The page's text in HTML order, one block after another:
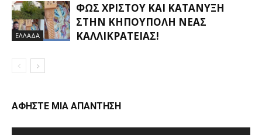
ΕΛΛΑΔΑ
ΦΩΣ ΧΡΙΣΤΟΎ ΚΑΙ ΚΑΤΆΝΥΞΗ
ΣΤΗΝ ΚΗΠΟΎΠΟΛΗ ΝΈΑΣ
ΚΑΛΛΙΚΡΆΤΕΙΑΣ!
ΑΦΗΣΤΕ ΜΙΑ ΑΠΑΝΤΗΣΗ